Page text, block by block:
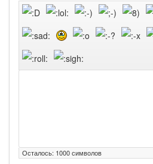
Осталось: 1000символов